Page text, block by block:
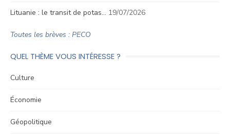
Lituanie : le transit de potas… 19/07/2026
Toutes les brèves : PECO
QUEL THÈME VOUS INTÉRESSE ?
Culture
Économie
Géopolitique